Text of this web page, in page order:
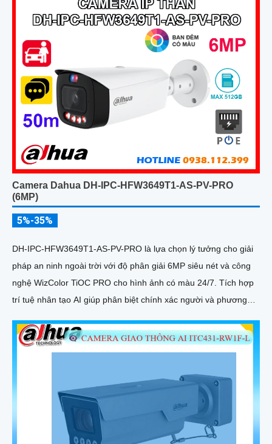
nâng cao hiệu quả giám sát với thiết kế chuẩn IP67 chống bụi
nước và hỗ trợ PoE giá rẻ
Camera Dahua DH-IPC-HFW3649T1-AS-PV-PRO
(6MP)
5%-35%
DH-IPC-HFW3649T1-AS-PV-PRO là lựa chọn lý tưởng cho giải
pháp an ninh ngoài trời với độ phân giải 6MP siêu nét và công
nghệ WizColor TiOC PRO cho hình ảnh có màu 24/7. Tích hợp
trí tuệ nhân tạo AI giúp phân biệt chính xác người và phương
nhớ lên đến 512GB